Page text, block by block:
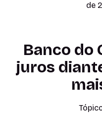
de
Banco do
juros